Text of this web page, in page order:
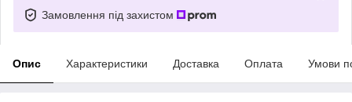
Замовлення під захистом
Опис Характеристики Доставка Оплата Умови